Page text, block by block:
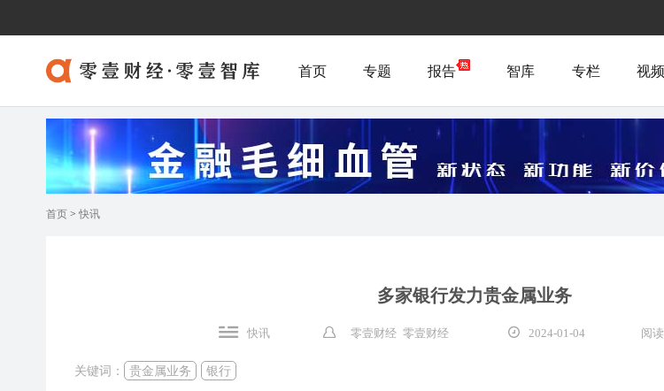
首页 专题 报告 智库 专栏 视频
首页 > 快讯
多家银行发力贵金属业务
快讯 零壹财经 零壹财经 2024-01-04 阅
关键词： 贵金属业务 银行